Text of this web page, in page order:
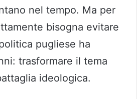
nel tempo. Ma per
bisogna evitare
pugliese ha
trasformare il tema
ideologica.